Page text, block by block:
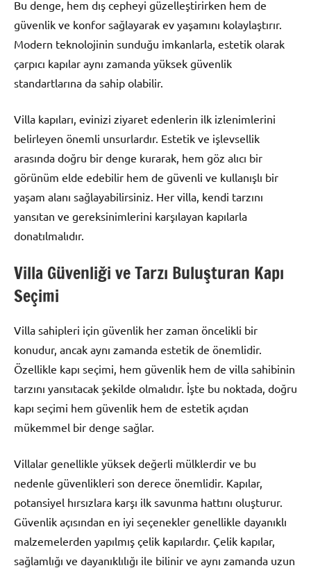
Bu denge, hem dış cepheyi güzelleştirirken hem de
güvenlik ve konfor sağlayarak ev yaşamını kolaylaştırır.
Modern teknolojinin sunduğu imkanlarla, estetik olarak
çarpıcı kapılar aynı zamanda yüksek güvenlik
standartlarına da sahip olabilir.
Villa kapıları, evinizi ziyaret edenlerin ilk izlenimlerini
belirleyen önemli unsurlardır. Estetik ve işlevsellik
arasında doğru bir denge kurarak, hem göz alıcı bir
görünüm elde edebilir hem de güvenli ve kullanışlı bir
yaşam alanı sağlayabilirsiniz. Her villa, kendi tarzını
yansıtan ve gereksinimlerini karşılayan kapılarla
donatılmalıdır.
Villa Güvenliği ve Tarzı Buluşturan Kapı
Seçimi
Villa sahipleri için güvenlik her zaman öncelikli bir
konudur, ancak aynı zamanda estetik de önemlidir.
Özellikle kapı seçimi, hem güvenlik hem de villa sahibinin
tarzını yansıtacak şekilde olmalıdır. İşte bu noktada, doğru
kapı seçimi hem güvenlik hem de estetik açıdan
mükemmel bir denge sağlar.
Villalar genellikle yüksek değerli mülklerdir ve bu
nedenle güvenlikleri son derece önemlidir. Kapılar,
potansiyel hırsızlara karşı ilk savunma hattını oluşturur.
Güvenlik açısından en iyi seçenekler genellikle dayanıklı
malzemelerden yapılmış çelik kapılardır. Çelik kapılar,
sağlamlığı ve dayanıklılığı ile bilinir ve aynı zamanda uzun